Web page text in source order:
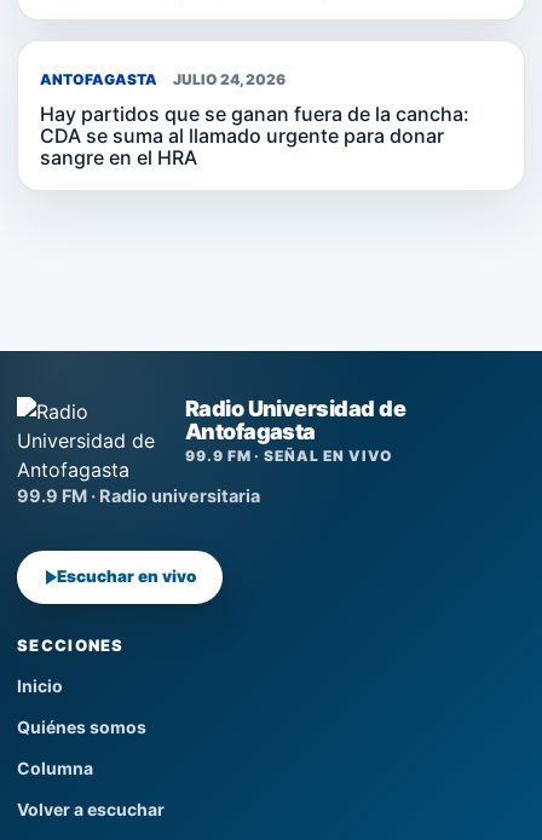
ANTOFAGASTA JULIO 24, 2026
Hay partidos que se ganan fuera de la cancha:
CDA se suma al llamado urgente para donar
sangre en el HRA
Radio Universidad de
Antofagasta
99.9 FM · SEÑAL EN VIVO
99.9 FM · Radio universitaria
Escuchar en vivo
SECCIONES
Inicio
Quiénes somos
Columna
Volver a escuchar